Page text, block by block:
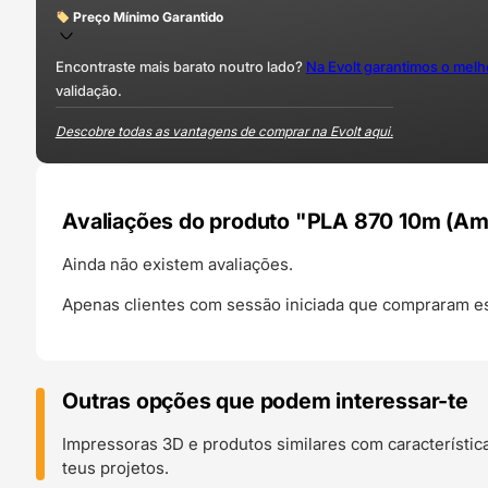
Preço Mínimo Garantido
Encontraste mais barato noutro lado? Na Evolt garantimos o
validação.
Descobre todas as vantagens de comprar na Evolt aqui.
Avaliações do produto "PLA 870 10m
Ainda não existem avaliações.
Apenas clientes com sessão iniciada que compraram
Outras opções que podem interessar-te
Impressoras 3D e produtos similares com
teus projetos.